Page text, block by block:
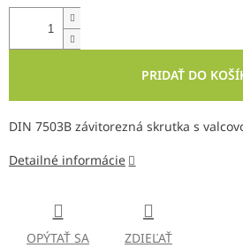
PRIDAŤ DO
DIN 7503B závitorezná skrutka s
Detailné informácie
OPÝTAŤ SA ZDIEĽAŤ